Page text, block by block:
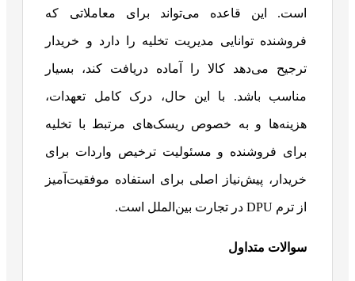
است. این قاعده می‌تواند برای معاملاتی که
فروشنده توانایی مدیریت تخلیه را دارد و خریدار
ترجیح می‌دهد کالا را آماده دریافت کند، بسیار
مناسب باشد. با این حال، درک کامل تعهدات،
هزینه‌ها و به خصوص ریسک‌های مرتبط با تخلیه
برای فروشنده و مسئولیت ترخیص واردات برای
خریدار، پیش‌نیاز اصلی برای استفاده موفقیت‌آمیز
از ترم DPU در تجارت بین‌الملل است.
سوالات متداول